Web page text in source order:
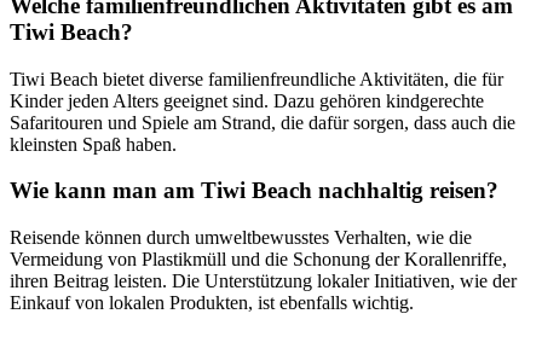
Welche familienfreundlichen Aktivitäten gibt es am
Tiwi Beach?
Tiwi Beach bietet diverse familienfreundliche Aktivitäten, die für
Kinder jeden Alters geeignet sind. Dazu gehören kindgerechte
Safaritouren und Spiele am Strand, die dafür sorgen, dass auch die
kleinsten Spaß haben.
Wie kann man am Tiwi Beach nachhaltig reisen?
Reisende können durch umweltbewusstes Verhalten, wie die
Vermeidung von Plastikmüll und die Schonung der Korallenriffe,
ihren Beitrag leisten. Die Unterstützung lokaler Initiativen, wie der
Einkauf von lokalen Produkten, ist ebenfalls wichtig.